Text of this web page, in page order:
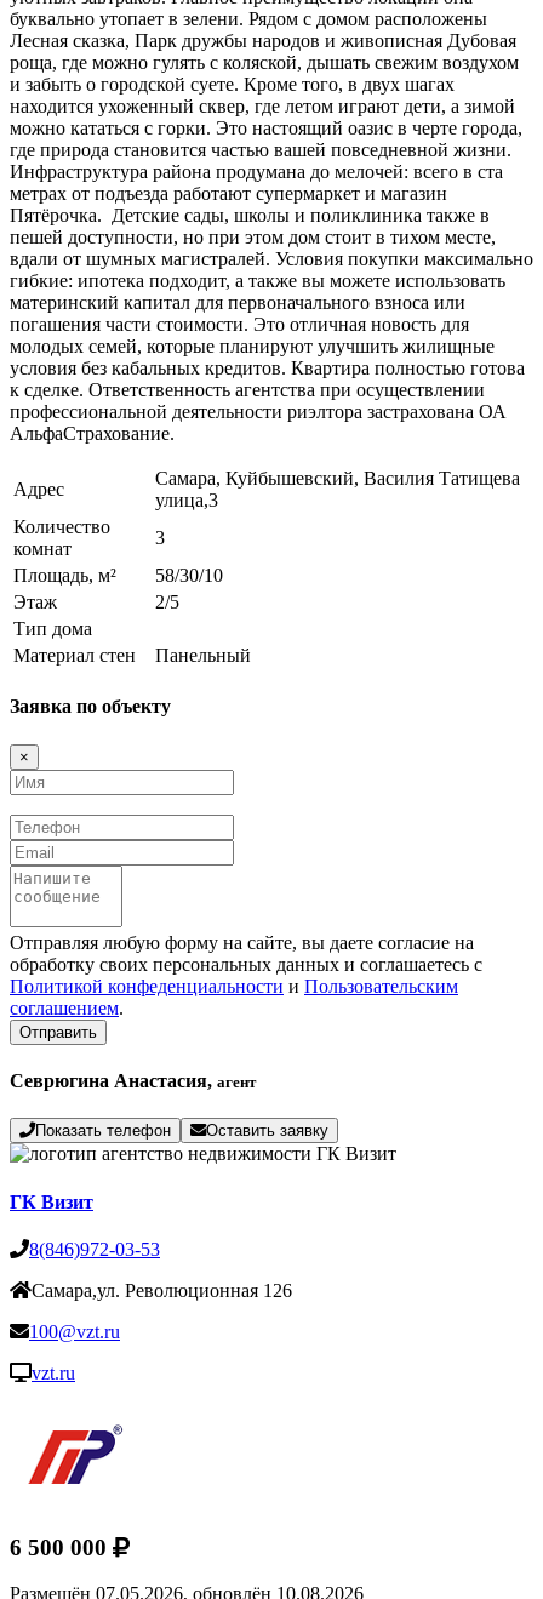
буквально утопает в зелени. Рядом с домом расположены
Лесная сказка, Парк дружбы народов и живописная Дубовая
роща, где можно гулять с коляской, дышать свежим воздухом
и забыть о городской суете. Кроме того, в двух шагах
находится ухоженный сквер, где летом играют дети, а зимой
можно кататься с горки. Это настоящий оазис в черте города,
где природа становится частью вашей повседневной жизни.
Инфраструктура района продумана до мелочей: всего в ста
метрах от подъезда работают супермаркет и магазин
Пятёрочка. Детские сады, школы и поликлиника также в
пешей доступности, но при этом дом стоит в тихом месте,
вдали от шумных магистралей. Условия покупки максимально
гибкие: ипотека подходит, а также вы можете использовать
материнский капитал для первоначального взноса или
погашения части стоимости. Это отличная новость для
молодых семей, которые планируют улучшить жилищные
условия без кабальных кредитов. Квартира полностью готова
к сделке. Ответственность агентства при осуществлении
профессиональной деятельности риэлтора застрахована ОА
АльфаСтрахование.
Адрес
Самара, Куйбышевский, Василия Татищева
улица,3
Количество
комнат
3
Площадь, м²
58/30/10
Этаж
2/5
Тип дома
Материал стен
Панельный
Заявка по объекту
×
Имя
Телефон
Email
Сообщение
Отправляя любую форму на сайте, вы даете согласие на
обработку своих персональных данных и соглашаетесь с
Политикой конфеденциальности и Пользовательским
соглашением.
Отправить
Севрюгина Анастасия, агент
Показать телефон Оставить заявку
ГК Визит
8(846)972-03-53
Самара,ул. Революционная 126
100@vzt.ru
vzt.ru
6 500 000
Размещён 07.05.2026, обновлён 10.08.2026